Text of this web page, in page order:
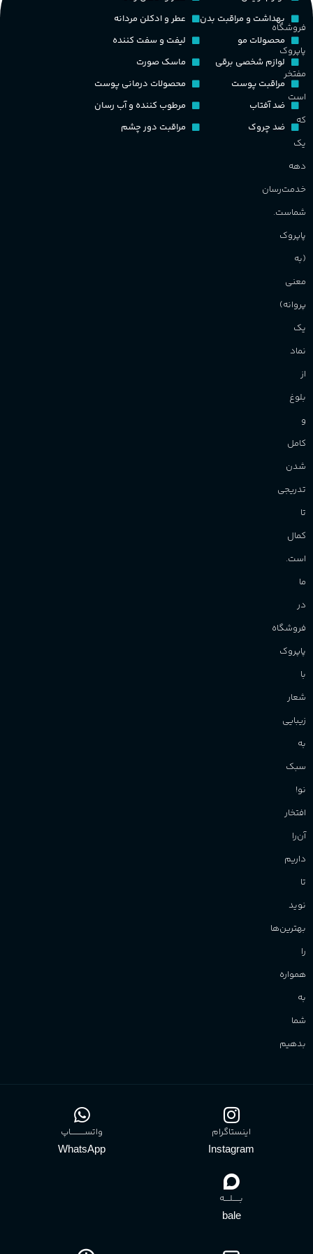
کشور مبدا برند
طبع گرم
گروه بویایی
ماندگاری
آقایان
فروشگاه
پاپروک
مفتخر
است
که
یک
دهه
خدمت‌رسان
شماست.
پاپروک
(به
معنی
پروانه)
یک
نماد
از
بلوغ
و
کامل
شدن
تدریجی
تا
کمال
است.
ما
در
فروشگاه
پاپروک
با
شعار
زیبایی
به
سبک
نو!
افتخار
آن‌را
داریم
تا
نوید
بهترین‌ها
را
همواره
به
شما
بدهیم
بهداشت و مراقبت بدن
محصولات مو
لوازم شخصی برقی
مراقبت پوست
ضد آفتاب
ضد چروک
عطر و ادکلن مردانه
لیفت و سفت کننده
ماسک صورت
محصولات درمانی پوست
مرطوب کننده و آب رسان
مراقبت دور چشم
اینستاگرام
Instagram
واتســــــــــاپ
WhatsApp
بـــــلــــه
bale